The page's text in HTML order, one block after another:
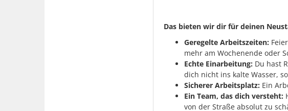
Das bieten wir dir für deinen
Geregelte Arbeitszeiten:
mehr am Wochenende oder
Echte Einarbeitung: Du hast
dich nicht ins kalte Wasser,
Sicherer Arbeitsplatz: Ein
Ein Team, das dich versteht:
von der Straße absolut zu